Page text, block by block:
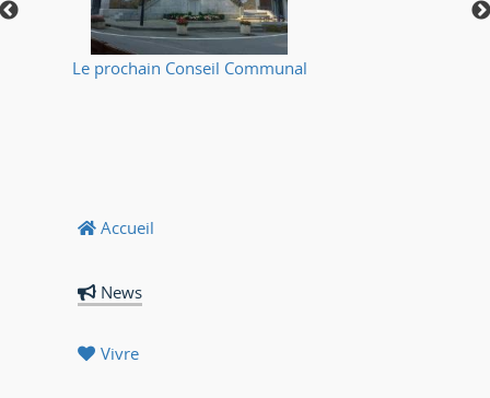
Le prochain Conseil Communal
Accueil
News
Vivre